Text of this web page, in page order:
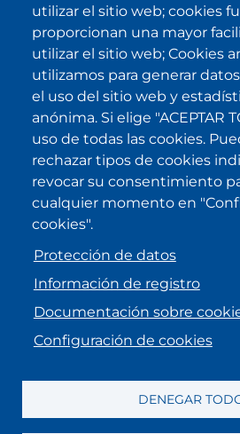
He sido informado/a sobre
de privacidad
y la acepto.
IKI en otras
. . .
MENU FOOTER
Protección de
utilizar el sitio web; cookies
proporcionan una mayor
utilizar el sitio web; Cookies
utilizamos para generar
el uso del sitio web y
anónima. Si elige "ACEPTAR
uso de todas las cookies.
rechazar tipos de cookies
revocar su consentimiento
cualquier momento en
cookies".
Protección de datos
Información de registro
Documentación sobre
Configuración de cookies
DENEGAR